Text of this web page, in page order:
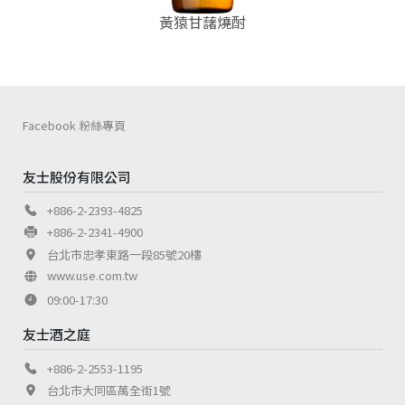
黃猿甘藷燒酎
友士股份有限公司
+886-2-2393-4825
+886-2-2341-4900
台北市忠孝東路一段85號20樓
www.use.com.tw
09:00-17:30
友士酒之庭
+886-2-2553-1195
台北市大同區萬全街1號
Facebook 粉絲專頁